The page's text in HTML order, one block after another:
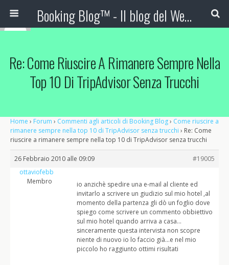
Booking Blog™ - Il blog del Web Marketing Turistico
Re: Come Riuscire A Rimanere Sempre Nella
Top 10 Di TripAdvisor Senza Trucchi
Home › Forum › Commenti agli articoli di Booking Blog› Come riuscire a
rimanere sempre nella top 10 di TripAdvisor senza trucchi › Re: Come
riuscire a rimanere sempre nella top 10 di TripAdvisor senza trucchi
26 Febbraio 2010 alle 09:09
#19005
ottaviofebb
Membro
io anzichè spedire una e-mail al cliente ed
invitarlo a scrivere un giudizio sul mio hotel ,al
momento della partenza gli dò un foglio dove
spiego come scrivere un commento obbiettivo
sul mio hotel quando arriva a casa…
sinceramente questa intervista non scopre
niente di nuovo io lo faccio già…e nel mio
piccolo ho raggiunto ottimi risultati